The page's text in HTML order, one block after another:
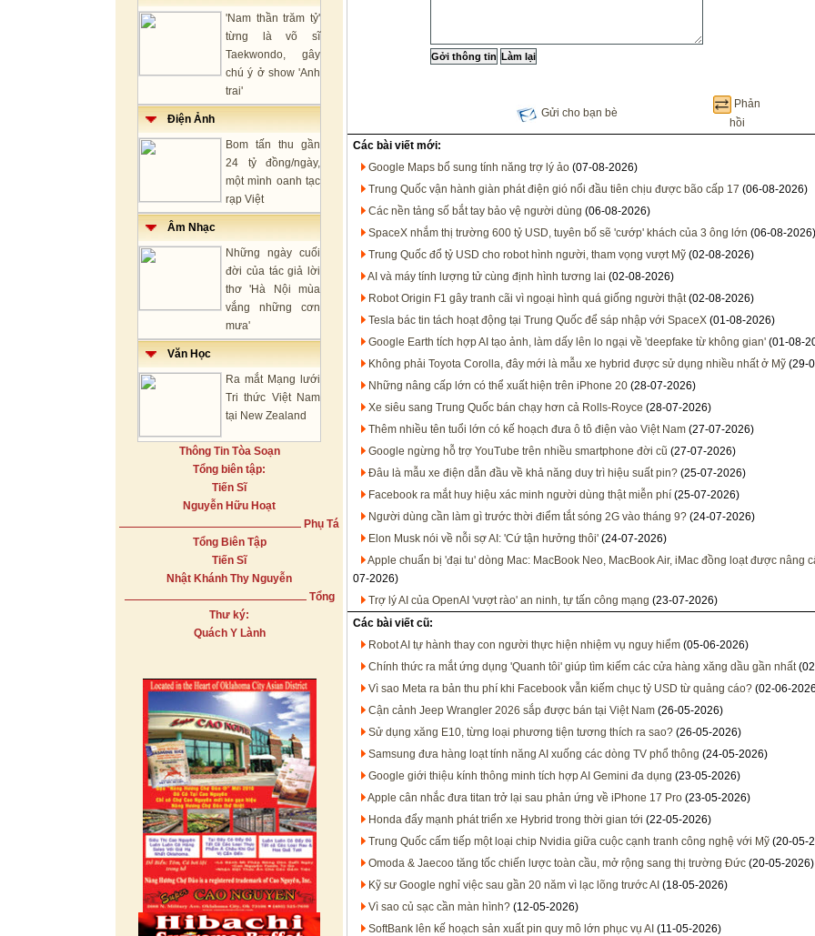
'Nam thần trăm tỷ'
từng là võ sĩ
Taekwondo, gây
chú ý ở show 'Anh
trai'
Điện Ảnh
Bom tấn thu gần
24 tỷ đồng/ngày,
một mình oanh tạc
rạp Việt
Âm Nhạc
Những ngày cuối
đời của tác giả lời
thơ 'Hà Nội mùa
vắng những cơn
mưa'
Văn Học
Ra mắt Mạng lưới
Tri thức Việt Nam
tại New Zealand
Thông Tin Tòa Soạn
Tổng biên tập:
Tiến Sĩ
Nguyễn Hữu Hoạt
Phụ Tá
Tổng Biên Tập
Tiến Sĩ
Nhật Khánh Thy Nguyễn
Tổng
Thư ký:
Quách Y Lành
Gửi cho bạn bè
Phản
hồi
Các bài viết mới:
Google Maps bổ sung tính năng trợ lý ảo (07-08-2026)
Trung Quốc vận hành giàn phát điện gió nổi đầu tiên chịu được bão cấp 17 (06-08-2026)
Các nền tảng số bắt tay bảo vệ người dùng (06-08-2026)
SpaceX nhắm thị trường 600 tỷ USD, tuyên bố sẽ 'cướp' khách của 3 ông lớn (06-08-2026)
Trung Quốc đổ tỷ USD cho robot hình người, tham vọng vượt Mỹ (02-08-2026)
AI và máy tính lượng tử cùng định hình tương lai (02-08-2026)
Robot Origin F1 gây tranh cãi vì ngoại hình quá giống người thật(02-08-2026)
Tesla bác tin tách hoạt động tại Trung Quốc để sáp nhập với SpaceX (01-08-2026)
Google Earth tích hợp AI tạo ảnh, làm dấy lên lo ngại về 'deepfake từ không gian' (01-08-
Không phải Toyota Corolla, đây mới là mẫu xe hybrid được sử dụng nhiều nhất ở Mỹ (29-
Những nâng cấp lớn có thể xuất hiện trên iPhone 20 (28-07-2026)
Xe siêu sang Trung Quốc bán chạy hơn cả Rolls-Royce (28-07-2026)
Thêm nhiều tên tuổi lớn có kế hoạch đưa ô tô điện vào Việt Nam (27-07-2026)
Google ngừng hỗ trợ YouTube trên nhiều smartphone đời cũ (27-07-2026)
Đâu là mẫu xe điện dẫn đầu về khả năng duy trì hiệu suất pin? (25-07-2026)
Facebook ra mắt huy hiệu xác minh người dùng thật miễn phí (25-07-2026)
Người dùng cần làm gì trước thời điểm tắt sóng 2G vào tháng 9? (24-07-2026)
Elon Musk nói về nỗi sợ AI: 'Cứ tận hưởng thôi' (24-07-2026)
Apple chuẩn bị 'đại tu' dòng Mac: MacBook Neo, MacBook Air, iMac đồng loạt được nâng
07-2026)
Trợ lý AI của OpenAI 'vượt rào' an ninh, tự tấn công mạng (23-07-2026)
Các bài viết cũ:
Robot AI tự hành thay con người thực hiện nhiệm vụ nguy hiểm (05-06-2026)
Chính thức ra mắt ứng dụng 'Quanh tôi' giúp tìm kiếm các cửa hàng xăng dầu gần nhất
Vì sao Meta ra bản thu phí khi Facebook vẫn kiếm chục tỷ USD từ quảng cáo? (02-06-
Cận cảnh Jeep Wrangler 2026 sắp được bán tại Việt Nam (26-05-2026)
Sử dụng xăng E10, từng loại phương tiện tương thích ra sao? (26-05-2026)
Samsung đưa hàng loạt tính năng AI xuống các dòng TV phổ thông (24-05-2026)
Google giới thiệu kính thông minh tích hợp AI Gemini đa dụng (23-05-2026)
Apple cân nhắc đưa titan trở lại sau phản ứng về iPhone 17 Pro (23-05-2026)
Honda đẩy mạnh phát triển xe Hybrid trong thời gian tới (22-05-2026)
Trung Quốc cấm tiếp một loại chip Nvidia giữa cuộc cạnh tranh công nghệ với Mỹ (20-05-
Omoda & Jaecoo tăng tốc chiến lược toàn cầu, mở rộng sang thị trường Đức (20-05-2026)
Kỹ sư Google nghỉ việc sau gần 20 năm vì lạc lõng trước AI (18-05-2026)
Vì sao củ sạc cần màn hình? (12-05-2026)
SoftBank lên kế hoạch sản xuất pin quy mô lớn phục vụ AI (11-05-2026)